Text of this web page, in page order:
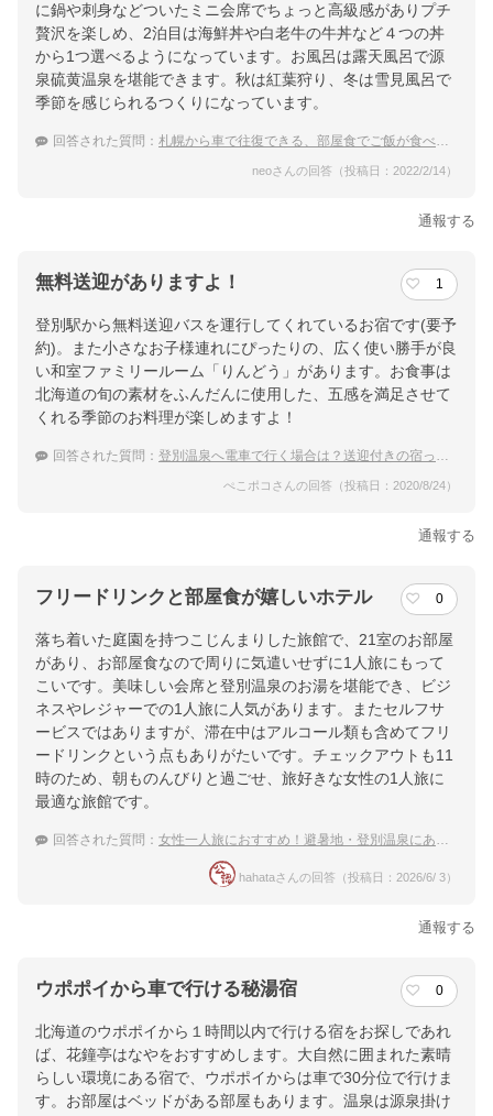
に鍋や刺身などついたミニ会席でちょっと高級感がありプチ
贅沢を楽しめ、2泊目は海鮮丼や白老牛の牛丼など４つの丼
から1つ選べるようになっています。お風呂は露天風呂で源
泉硫黄温泉を堪能できます。秋は紅葉狩り、冬は雪見風呂で
季節を感じられるつくりになっています。
回答された質問： 札幌から車で往復できる、部屋食でご飯が食べられるちょっと高級な温泉宿
neoさんの回答（投稿日：2022/2/14）
通報する
無料送迎がありますよ！ 1
登別駅から無料送迎バスを運行してくれているお宿です(要予
約)。また小さなお子様連れにぴったりの、広く使い勝手が良
い和室ファミリールーム「りんどう」があります。お食事は
北海道の旬の素材をふんだんに使用した、五感を満足させて
くれる季節のお料理が楽しめますよ！
回答された質問： 登別温泉へ電車で行く場合は？送迎付きの宿ってありますか？
ぺこポコさんの回答（投稿日：2020/8/24）
通報する
フリードリンクと部屋食が嬉しいホテル 0
落ち着いた庭園を持つこじんまりした旅館で、21室のお部屋
があり、お部屋食なので周りに気遣いせずに1人旅にもって
こいです。美味しい会席と登別温泉のお湯を堪能でき、ビジ
ネスやレジャーでの1人旅に人気があります。またセルフサ
ービスではありますが、滞在中はアルコール類も含めてフリ
ードリンクという点もありがたいです。チェックアウトも11
時のため、朝ものんびりと過ごせ、旅好きな女性の1人旅に
最適な旅館です。
回答された質問： 女性一人旅におすすめ！避暑地・登別温泉にある源泉かけ流しの宿は？
hahataさんの回答（投稿日：2026/6/ 3）
通報する
ウポポイから車で行ける秘湯宿 0
北海道のウポポイから１時間以内で行ける宿をお探しであれ
ば、花鐘亭はなやをおすすめします。大自然に囲まれた素晴
らしい環境にある宿で、ウポポイからは車で30分位で行けま
す。お部屋はベッドがある部屋もあります。温泉は源泉掛け